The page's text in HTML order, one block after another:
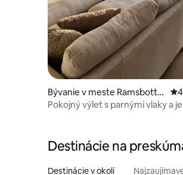
Bývanie v meste Ramsbotto
m
Pokojný výlet s parnými vlaky a
Destinácie na
Destinácie v okolí